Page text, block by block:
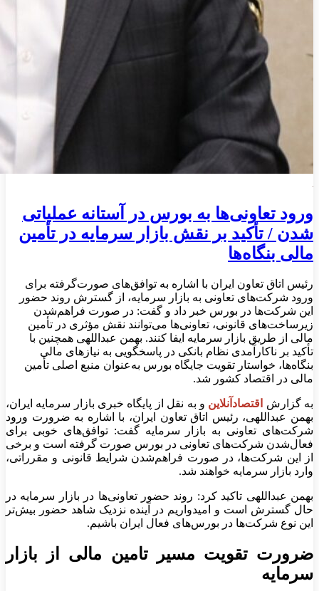
ورود تعاونی‌ها به بورس در آستانه عملیاتی
شدن / تأکید بر نقش بازار سرمایه در تأمین
مالی بنگاه‌ها
رئیس اتاق تعاون ایران با اشاره به توافق‌های صورت‌گرفته برای
ورود شرکت‌های تعاونی به بازار سرمایه، از گسترش روند حضور
این شرکت‌ها در بورس خبر داد و گفت: در صورت فراهم‌شدن
زیرساخت‌های قانونی، تعاونی‌ها می‌توانند نقش مؤثری در تأمین
مالی از طریق بازار سرمایه ایفا کنند. بهمن عبداللهی همچنین با
تأکید بر ناکارآمدی نظام بانکی در پاسخگویی به نیازهای مالی
بنگاه‌ها، خواستار تقویت جایگاه بورس به‌عنوان منبع اصلی تأمین
مالی در اقتصاد کشور شد.
به گزارش اقتصادآنلاین و به نقل از پایگاه خبری بازار سرمایه ایران،
بهمن عبداللهی، رئیس اتاق تعاون ایران، با اشاره به ضرورت ورود
شرکت‌های تعاونی به بازار سرمایه گفت: توافق‌های خوبی برای
فعال‌شدن شرکت‌های تعاونی در بورس صورت گرفته است و برخی
از این شرکت‌ها، در صورت فراهم‌شدن شرایط قانونی و مقرراتی،
وارد بازار سرمایه خواهند شد.
بهمن عبداللهی تاکید کرد: روند حضور تعاونی‌ها در بازار سرمایه در
حال گسترش است و امیدواریم در آینده نزدیک شاهد حضور بیش‌تر
این نوع شرکت‌ها در بورس‌های فعال ایران باشیم.
ضرورت تقویت مسیر تامین مالی از بازار
سرمایه